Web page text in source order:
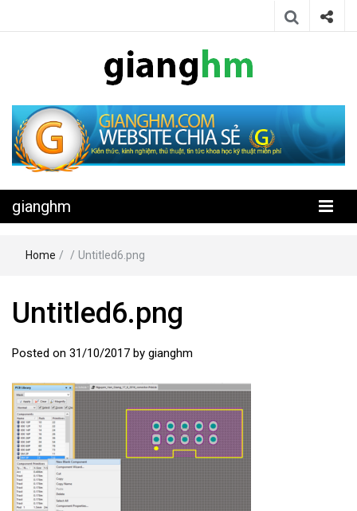
gianghm
kỹ thuật miễn phí
gianghm
Home / / Untitled6.png
Untitled6.png
Posted on 31/10/2017 by gianghm